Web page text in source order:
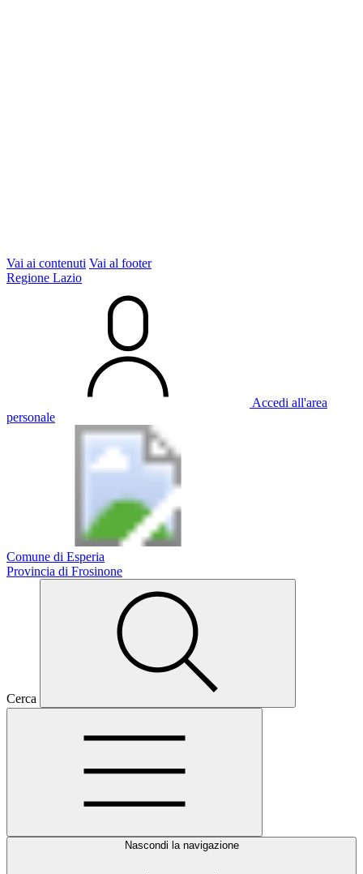
Vai ai contenuti Vai al footer
Regione Lazio
Accedi all'area
personale
Comune di Esperia
Provincia di Frosinone
Cerca
Nascondi la navigazione